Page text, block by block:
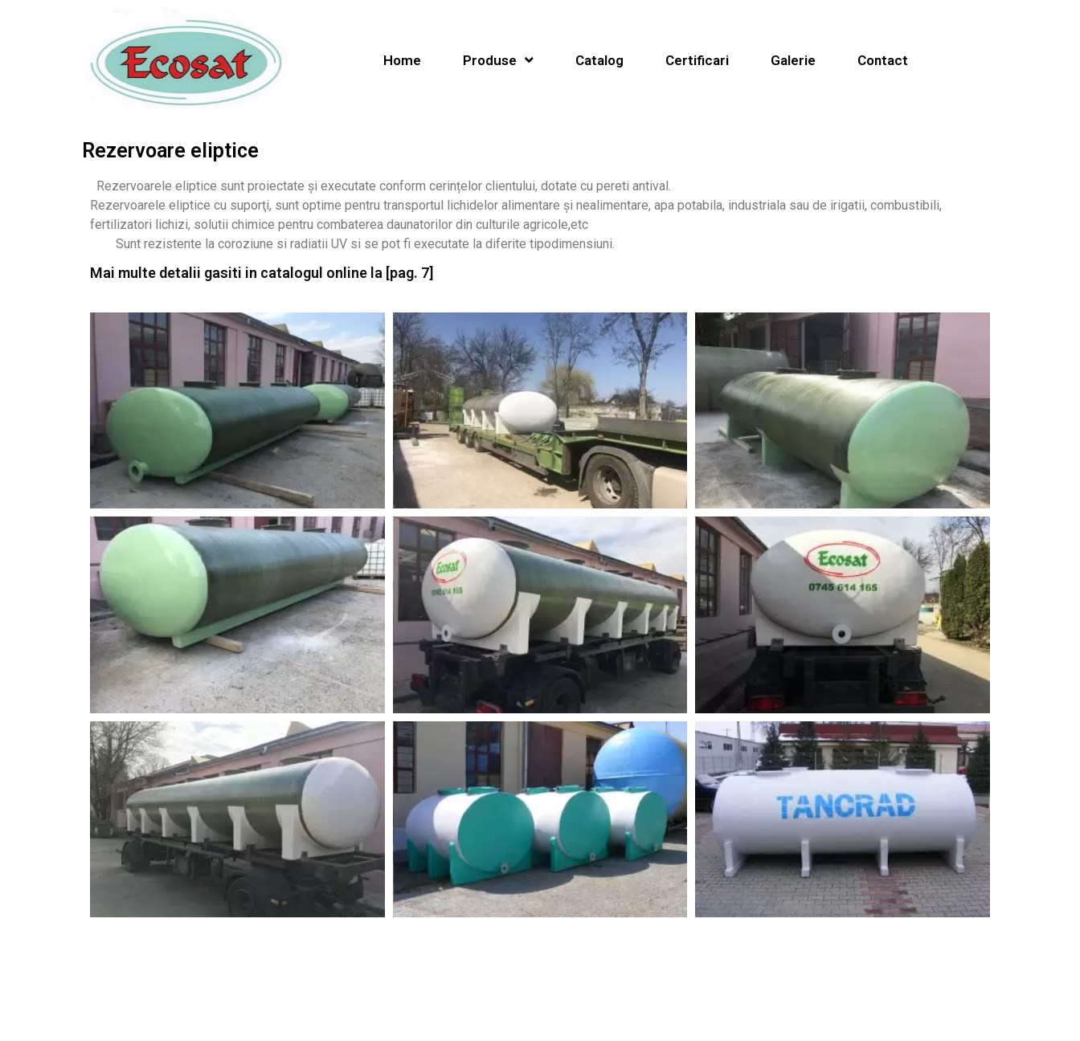
Home Produse Catalog Certificari Galerie Contact
Rezervoare eliptice
Rezervoarele eliptice sunt proiectate și executate conform cerințelor clientului, dotate cu pereti antival.
Rezervoarele eliptice cu suporţi, sunt optime pentru transportul lichidelor alimentare și nealimentare, apa potabila, industriala sau de irigatii, combustibili,
fertilizatori lichizi, solutii chimice pentru combaterea daunatorilor din culturile agricole,etc
Sunt rezistente la coroziune si radiatii UV si se pot fi executate la diferite tipodimensiuni.
Mai multe detalii gasiti in catalogul online la [pag. 7]